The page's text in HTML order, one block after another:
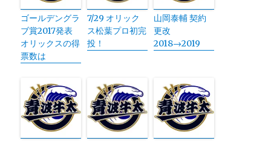
ゴールデングラ
ブ賞2017発表
オリックスの得
票数は
7/29 オリック
ス松葉プロ初完
投！
山岡泰輔 契約
更改
2018→2019